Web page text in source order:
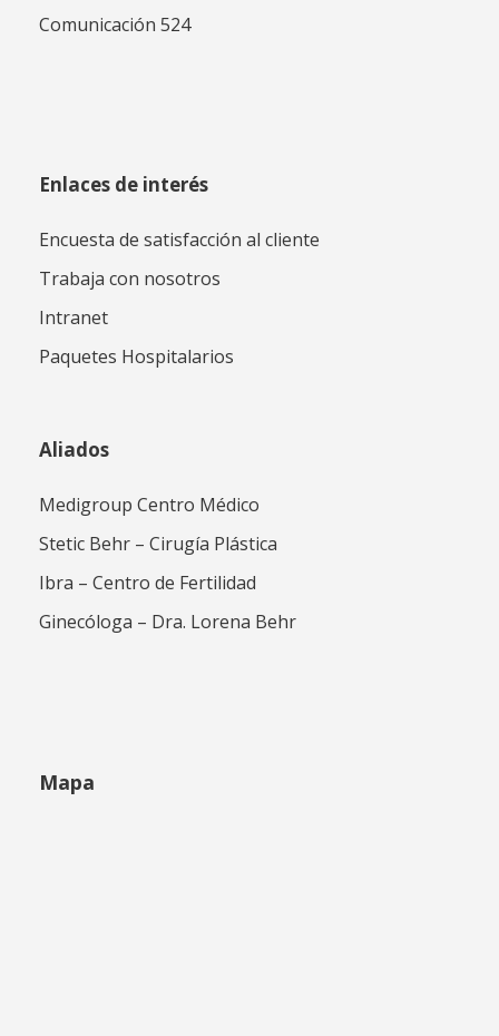
Comunicación 524
Enlaces de interés
Encuesta de satisfacción al cliente
Trabaja con nosotros
Intranet
Paquetes Hospitalarios
Aliados
Medigroup Centro Médico
Stetic Behr – Cirugía Plástica
Ibra – Centro de Fertilidad
Ginecóloga – Dra. Lorena Behr
Mapa